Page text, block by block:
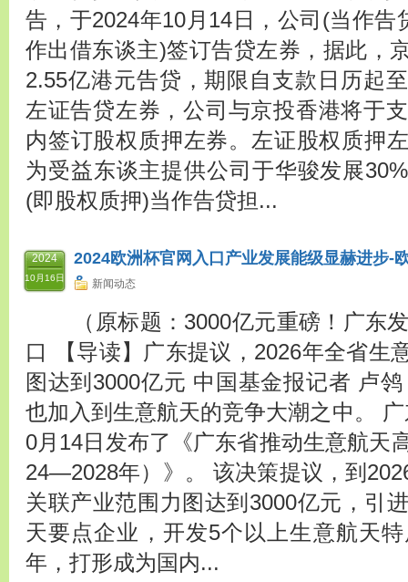
告，于2024年10月14日，公司(当作告
作出借东谈主)签订告贷左券，据此，
2.55亿港元告贷，期限自支款日历起
左证告贷左券，公司与京投香港将于
内签订股权质押左券。左证股权质押
为受益东谈主提供公司于华骏发展
(即股权质押)当作告贷担...
2024
10月16日
2024欧洲杯官网入口产业发展能级显赫进步-
& 新闻动态
（原标题：3000亿元重磅！广东
口 【导读】广东提议，2026年全省生
图达到3000亿元 中国基金报记者 卢
也加入到生意航天的竞争大潮之中。
0月14日发布了《广东省推动生意航天
24—2028年）》。 该决策提议，到
关联产业范围力图达到3000亿元，引
天要点企业，开发5个以上生意航天
年，打形成为国内...